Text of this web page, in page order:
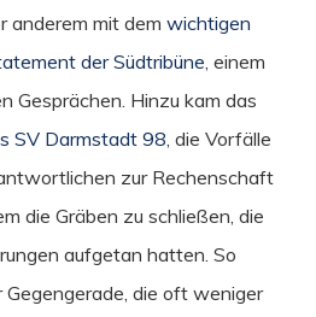
anderem mit dem wichtigen
der Südtribüne , einem
Gesprächen. Hinzu kam das
SV Darmstadt 98 , die Vorfälle
zur Rechenschaft
die Gräben zu schließen, die
aufgetan hatten. So
Gegengerade, die oft weniger